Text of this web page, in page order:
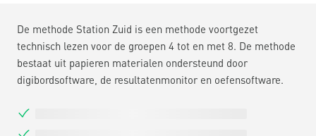
De methode Station Zuid is een methode voortgezet
technisch lezen voor de groepen 4 tot en met 8. De methode
bestaat uit papieren materialen ondersteund door
digibordsoftware, de resultatenmonitor en oefensoftware.